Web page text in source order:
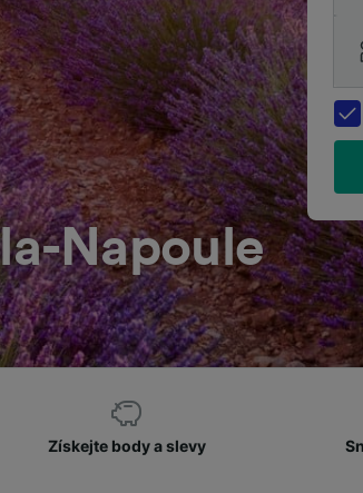
Napoule
Získejte body a slevy